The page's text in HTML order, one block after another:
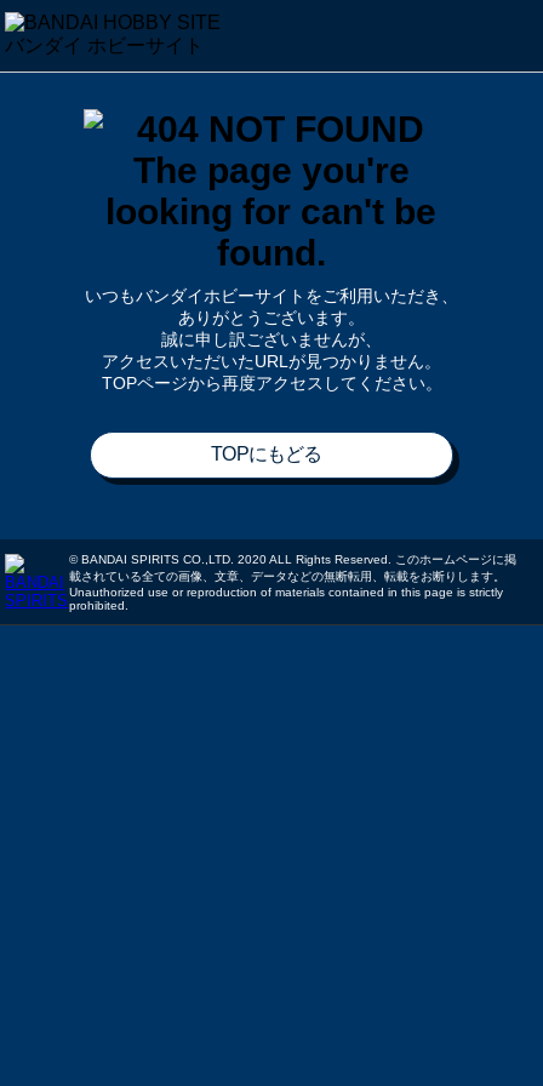
いつもバンダイホビーサイトをご利用いただき、
ありがとうございます。
誠に申し訳ございませんが、
アクセスいただいたURLが見つかりません。
TOPページから再度アクセスしてください。
TOPにもどる
© BANDAI SPIRITS CO.,LTD. 2020 ALL Rights Reserved. このホームページに掲
載されている全ての画像、文章、データなどの無断転用、転載をお断りします。
Unauthorized use or reproduction of materials contained in this page is strictly
prohibited.